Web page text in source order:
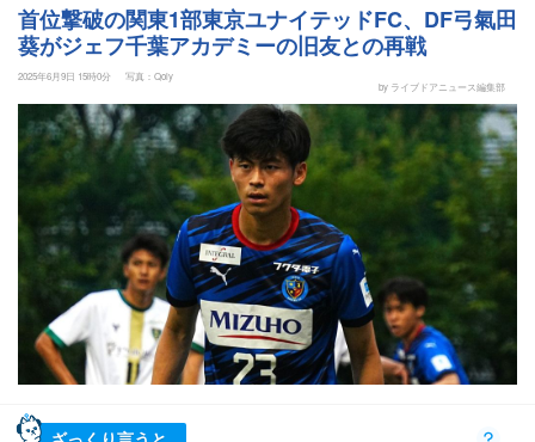
首位撃破の関東1部東京ユナイテッドFC、DF弓氣田
葵がジェフ千葉アカデミーの旧友との再戦
2025年6月9日 15時0分
写真：Qoly
by ライブドアニュース編集部